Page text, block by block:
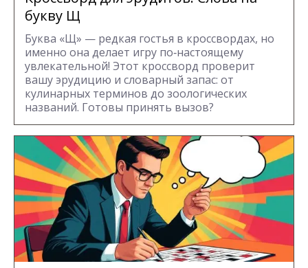
букву Щ
Буква «Щ» — редкая гостья в кроссвордах, но
именно она делает игру по‑настоящему
увлекательной! Этот кроссворд проверит
вашу эрудицию и словарный запас: от
кулинарных терминов до зоологических
названий. Готовы принять вызов?